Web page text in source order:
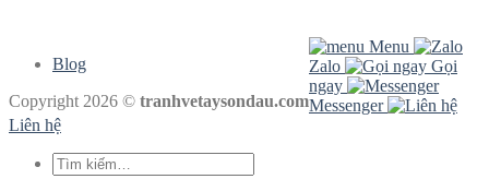
Blog
Copyright 2026 © tranhvetaysondau.com
Menu
Zalo
Gọi
ngay
Messenger
Liên hệ
Tìm